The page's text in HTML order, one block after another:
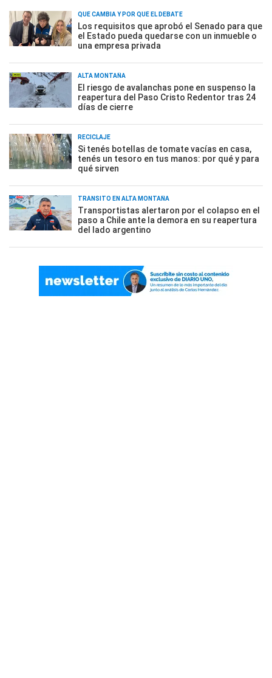
QUÉ CAMBIA Y POR QUÉ EL DEBATE
Los requisitos que aprobó el Senado para que
el Estado pueda quedarse con un inmueble o
una empresa privada
ALTA MONTAÑA
El riesgo de avalanchas pone en suspenso la
reapertura del Paso Cristo Redentor tras 24
días de cierre
RECICLAJE
Si tenés botellas de tomate vacías en casa,
tenés un tesoro en tus manos: por qué y para
qué sirven
TRÁNSITO EN ALTA MONTAÑA
Transportistas alertaron por el colapso en el
paso a Chile ante la demora en su reapertura
del lado argentino